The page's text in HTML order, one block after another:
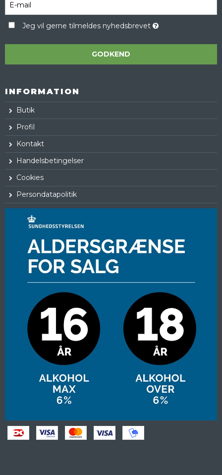
Jeg vil gerne tilmeldes nyhedsbrevet
GODKEND
INFORMATION
Butik
Profil
Kontakt
Handelsbetingelser
Cookies
Persondatapolitik